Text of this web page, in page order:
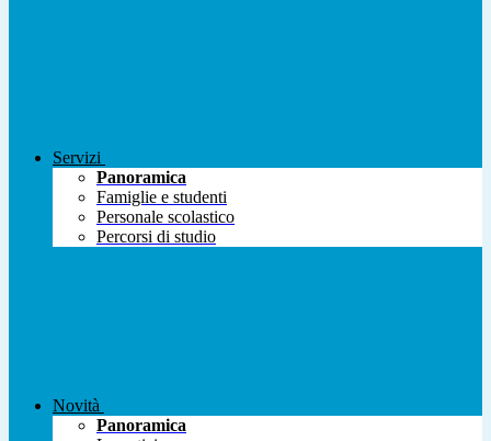
Servizi
Panoramica
Famiglie e studenti
Personale scolastico
Percorsi di studio
Novità
Panoramica